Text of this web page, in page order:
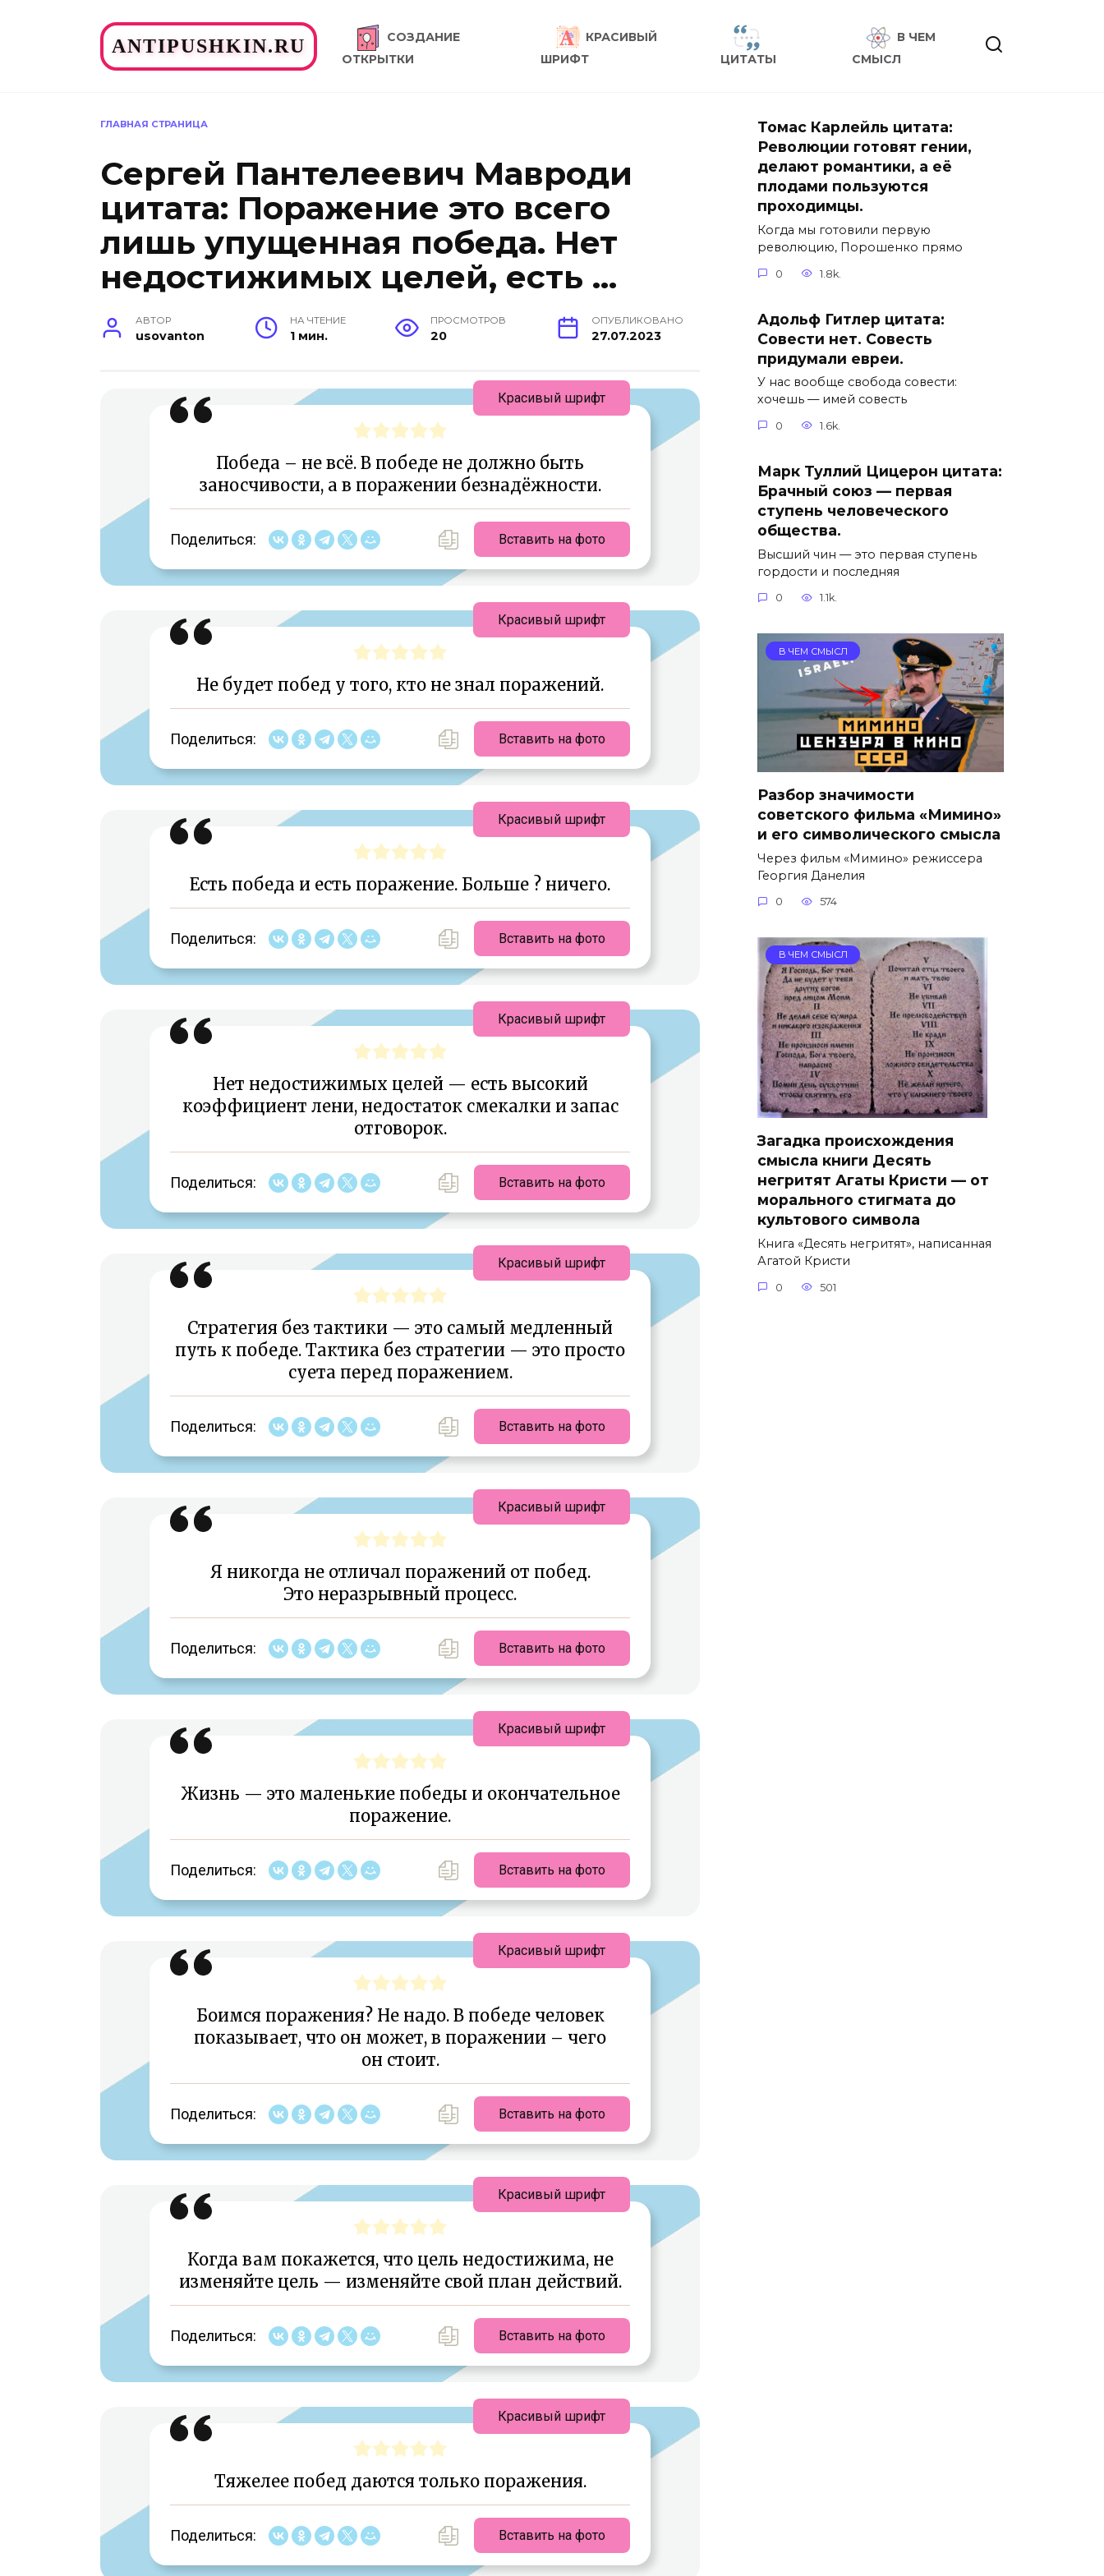
ANTIPUSHKIN.RU
СОЗДАНИЕ
ОТКРЫТКИ
КРАСИВЫЙ
ШРИФТ
ЦИТАТЫ
В ЧЕМ
СМЫСЛ
ГЛАВНАЯ СТРАНИЦА
Сергей Пантелеевич Мавроди
цитата: Поражение это всего
лишь упущенная победа. Нет
недостижимых целей, есть …
АВТОР
usovanton
НА ЧТЕНИЕ
1 мин.
ПРОСМОТРОВ
20
ОПУБЛИКОВАНО
27.07.2023
Победа – не всё. В победе не должно быть
заносчивости, а в поражении безнадёжности.
Поделиться: Вставить на фото
Красивый шрифт
Не будет побед у того, кто не знал поражений.
Поделиться: Вставить на фото
Красивый шрифт
Есть победа и есть поражение. Больше ? ничего.
Поделиться: Вставить на фото
Красивый шрифт
Нет недостижимых целей — есть высокий
коэффициент лени, недостаток смекалки и запас
отговорок.
Поделиться: Вставить на фото
Красивый шрифт
Стратегия без тактики — это самый медленный
путь к победе. Тактика без стратегии — это просто
суета перед поражением.
Поделиться: Вставить на фото
Красивый шрифт
Я никогда не отличал поражений от побед.
Это неразрывный процесс.
Поделиться: Вставить на фото
Красивый шрифт
Жизнь — это маленькие победы и окончательное
поражение.
Поделиться: Вставить на фото
Красивый шрифт
Боимся поражения? Не надо. В победе человек
показывает, что он может, в поражении – чего
он стоит.
Поделиться: Вставить на фото
Красивый шрифт
Когда вам покажется, что цель недостижима, не
изменяйте цель — изменяйте свой план действий.
Поделиться: Вставить на фото
Красивый шрифт
Тяжелее побед даются только поражения.
Поделиться: Вставить на фото
Красивый шрифт
Томас Карлейль цитата:
Революции готовят гении,
делают романтики, а её
плодами пользуются
проходимцы.
Когда мы готовили первую
революцию, Порошенко прямо
0 1.8k.
Адольф Гитлер цитата:
Совести нет. Совесть
придумали евреи.
У нас вообще свобода совести:
хочешь — имей совесть
0 1.6k.
Марк Туллий Цицерон цитата:
Брачный союз — первая
ступень человеческого
общества.
Высший чин — это первая ступень
гордости и последняя
0 1.1k.
В ЧЕМ СМЫСЛ
Разбор значимости
советского фильма «Мимино»
и его символического смысла
Через фильм «Мимино» режиссера
Георгия Данелия
0 574
В ЧЕМ СМЫСЛ
Загадка происхождения
смысла книги Десять
негритят Агаты Кристи — от
морального стигмата до
культового символа
Книга «Десять негритят», написанная
Агатой Кристи
0 501